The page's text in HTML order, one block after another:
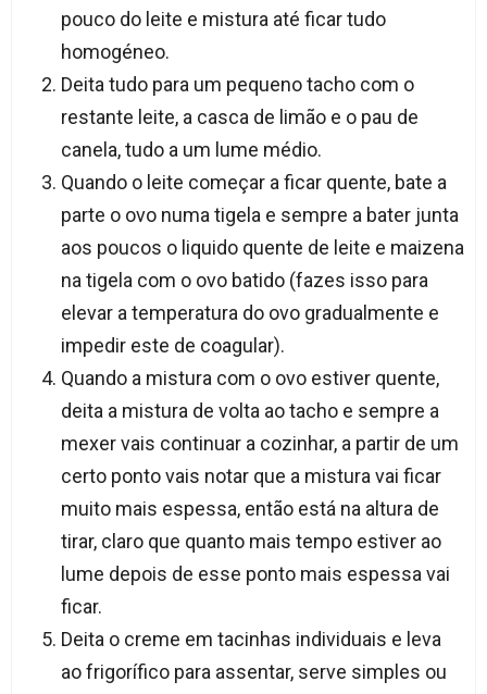
pouco do leite e mistura até ficar tudo
homogéneo.
Deita tudo para um pequeno tacho com o
restante leite, a casca de limão e o pau de
canela, tudo a um lume médio.
Quando o leite começar a ficar quente, bate a
parte o ovo numa tigela e sempre a bater junta
aos poucos o liquido quente de leite e maizena
na tigela com o ovo batido (fazes isso para
elevar a temperatura do ovo gradualmente e
impedir este de coagular).
Quando a mistura com o ovo estiver quente,
deita a mistura de volta ao tacho e sempre a
mexer vais continuar a cozinhar, a partir de um
certo ponto vais notar que a mistura vai ficar
muito mais espessa, então está na altura de
tirar, claro que quanto mais tempo estiver ao
lume depois de esse ponto mais espessa vai
ficar.
Deita o creme em tacinhas individuais e leva
ao frigorífico para assentar, serve simples ou